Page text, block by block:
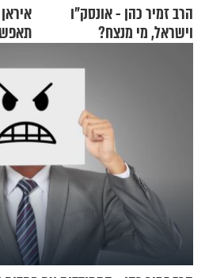
הרב זמיר כהן - אונסק"ו
וישראל, מי מנצח?